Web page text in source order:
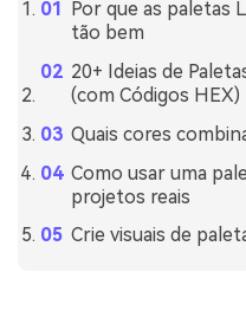
Por que as paletas
tão bem
20+ Ideias de
(com Códigos HEX)
Quais cores
Como usar uma
projetos reais
Crie visuais de